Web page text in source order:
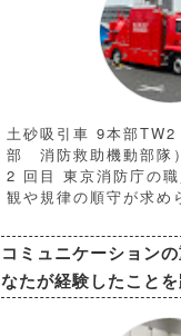
土砂吸引車 9本部
部 消防救助機動部
2 回目 東京消防庁の
観や規律の順守が求め
になります。 ＜ヒン
釈 今回の問題文のキ
観」と「規律の順守」
なく、それを踏まえて
ことになります。よっ
コミュニケーション
なたが経験したこと